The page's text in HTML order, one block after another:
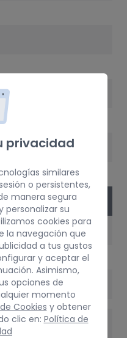
privacidad
similares
o persistentes,
manera segura
personalizar su
cookies para
la navegación que
a tus gustos
y aceptar el
Asimismo,
opciones de
momento
Cookies y obtener
clic en: Política de